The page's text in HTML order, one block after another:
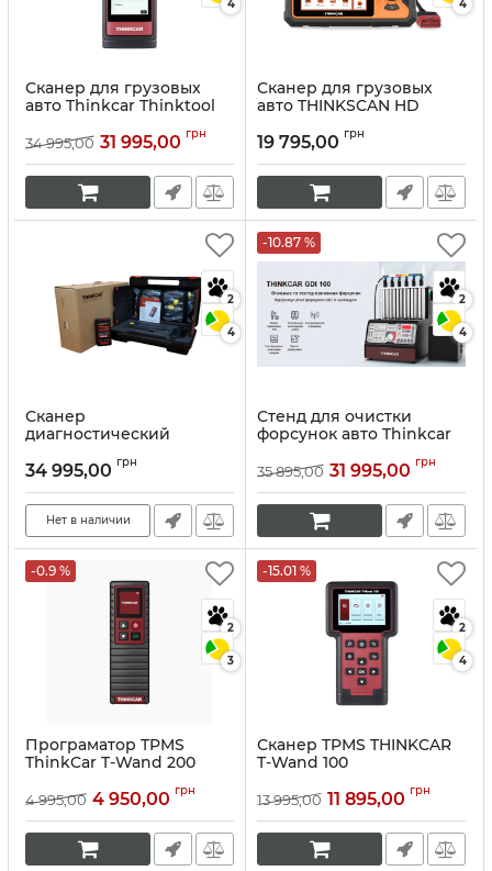
4
Сканер для грузовых
авто Thinkcar Thinktool
Артикул:10070
34 995,00 31 995,00 грн
4
Сканер для грузовых
авто THINKSCAN HD
19 795,00 грн
2
4
Сканер
диагностический
грузовых автомобилей
Артикул:10069
34 995,00 грн
Нет в наличии
-10.87 %
2
4
Стенд для очистки
форсунок авто Thinkcar
Артикул:10144
35 895,00 31 995,00 грн
-0.9 %
2
3
Програматор TPMS
ThinkCar T-Wand 200
4 995,00 4 950,00 грн
-15.01 %
2
4
Сканер TPMS THINKCAR
T-Wand 100
13 995,00 11 895,00 грн